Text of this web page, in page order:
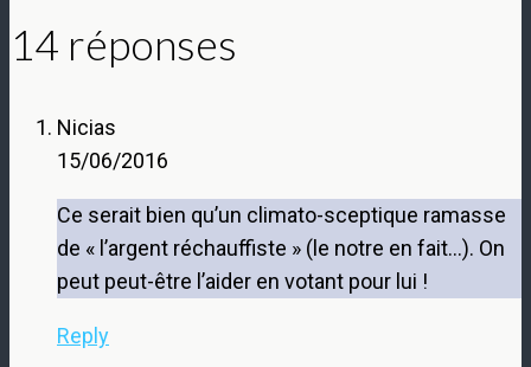
14 réponses
Nicias
15/06/2016
Ce serait bien qu’un climato-sceptique ramasse
de « l’argent réchauffiste » (le notre en fait…). On
peut peut-être l’aider en votant pour lui !
Reply